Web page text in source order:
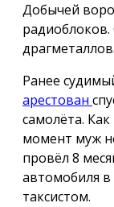
Добычей
радиоблоков.
драгметаллов.
Ранее
арестован
самолёта. Как
момент муж
провёл 8
автомобиля в
таксистом.